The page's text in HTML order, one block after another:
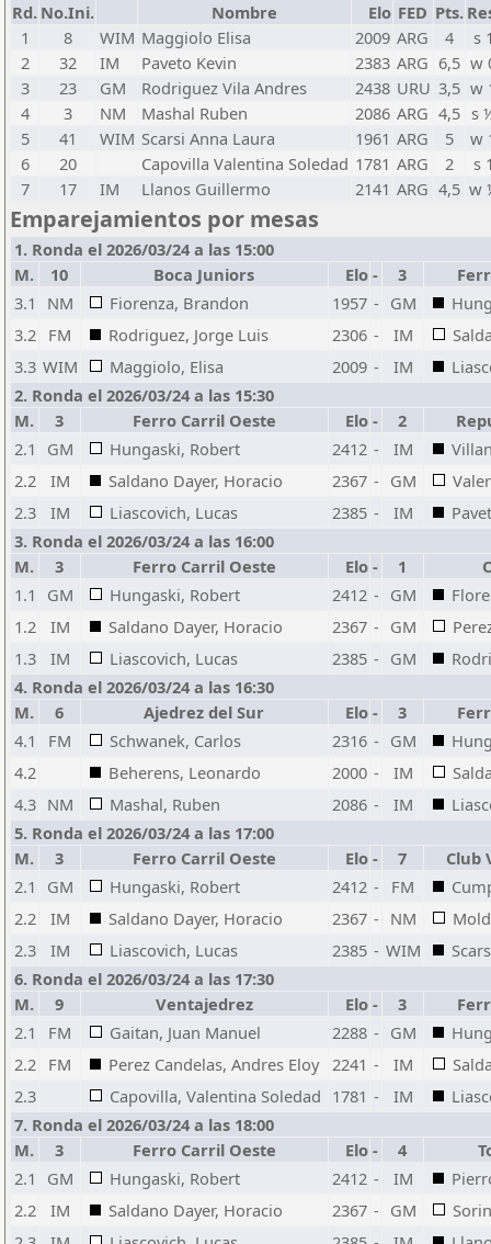
Rd. No.Ini. Nombre Elo FED Pts.
1
8 WIM Maggiolo Elisa 2009 ARG 4
s
2
32 IM Paveto Kevin 2383 ARG 6,5 w
3
23 GM Rodriguez Vila Andres 2438 URU 3,5 w
4
3 NM Mashal Ruben 2086 ARG 4,5 s
5
41 WIM Scarsi Anna Laura 1961 ARG 5
w
6
20 Capovilla Valentina Soledad 1781 ARG 2
s
7
17 IM Llanos Guillermo 2141 ARG 4,5 w
Emparejamientos por mesas
1. Ronda el 2026/03/24 a las 15:00
M.
10 Boca Juniors Elo - 3
3.1
NM Fiorenza, Brandon 1957 - GM
3.2 FM Rodriguez, Jorge Luis 2306 - IM
3.3 WIM Maggiolo, Elisa 2009 - IM
2. Ronda el 2026/03/24 a las 15:30
M.
3 Ferro Carril Oeste Elo - 2
2.1
GM Hungaski, Robert 2412 - IM
2.2
IM Saldano Dayer, Horacio 2367 - GM
2.3
IM Liascovich, Lucas 2385 - IM
3. Ronda el 2026/03/24 a las 16:00
M.
3 Ferro Carril Oeste Elo - 1
1.1
GM Hungaski, Robert 2412 - GM
1.2
IM Saldano Dayer, Horacio 2367 - GM
1.3
IM Liascovich, Lucas 2385 - GM
4. Ronda el 2026/03/24 a las 16:30
M.
6 Ajedrez del Sur Elo - 3
4.1
FM Schwanek, Carlos 2316 - GM
4.2
Beherens, Leonardo 2000 - IM
4.3 NM Mashal, Ruben 2086 - IM
5. Ronda el 2026/03/24 a las 17:00
M.
3 Ferro Carril Oeste Elo - 7
Club
2.1
GM Hungaski, Robert 2412 - FM
2.2
IM Saldano Dayer, Horacio 2367 - NM
2.3
IM Liascovich, Lucas 2385 - WIM
6. Ronda el 2026/03/24 a las 17:30
M.
9 Ventajedrez Elo - 3
2.1
FM Gaitan, Juan Manuel 2288 - GM
2.2 FM Perez Candelas, Andres Eloy 2241 - IM
2.3
Capovilla, Valentina Soledad 1781 - IM
7. Ronda el 2026/03/24 a las 18:00
M.
3 Ferro Carril Oeste Elo - 4
2.1
GM Hungaski, Robert 2412 - IM
2.2
IM Saldano Dayer, Horacio 2367 - GM